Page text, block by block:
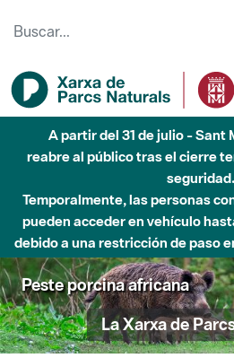
A partir del 31 de julio - Sant
reabre al público tras el cierre
seguridad.
Temporalmente, las personas
pueden acceder en vehículo
debido a una restricción de paso
Peste porcina africana
La Xarxa de